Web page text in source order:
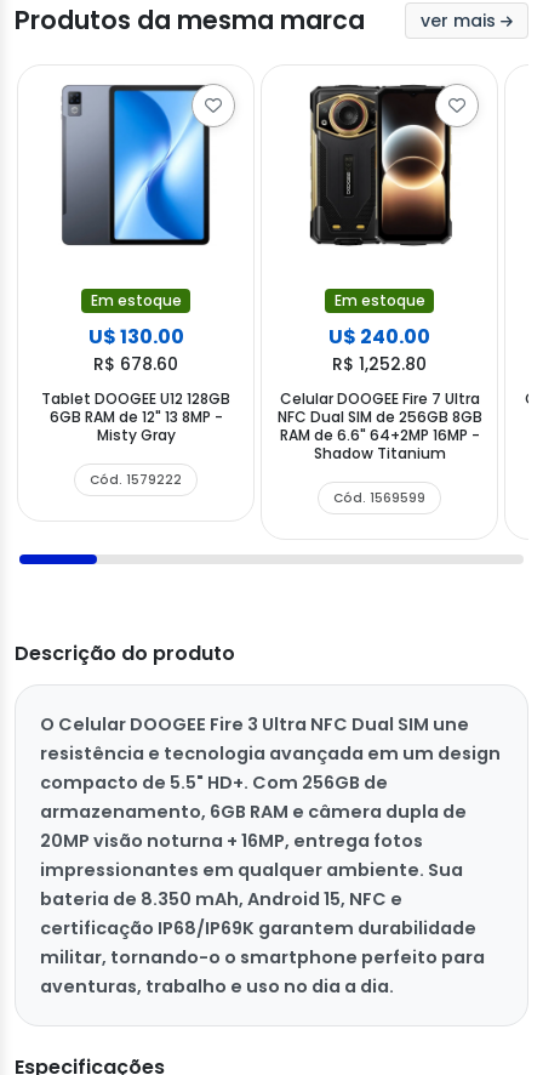
Produtos da mesma marca ver mais
Em estoque
U$ 130.00
R$ 678.60
Tablet DOOGEE U12 128GB
6GB RAM de 12" 13 8MP -
Misty Gray
Cód. 1579222
Em estoque
U$ 240.00
R$ 1,252.80
Celular DOOGEE Fire 7 Ultra
NFC Dual SIM de 256GB 8GB
RAM de 6.6" 64+2MP 16MP -
Shadow Titanium
Cód. 1569599
Descrição do produto
O Celular DOOGEE Fire 3 Ultra NFC Dual SIM une
resistência e tecnologia avançada em um design
compacto de 5.5" HD+. Com 256GB de
armazenamento, 6GB RAM e câmera dupla de
20MP visão noturna + 16MP, entrega fotos
impressionantes em qualquer ambiente. Sua
bateria de 8.350 mAh, Android 15, NFC e
certificação IP68/IP69K garantem durabilidade
militar, tornando-o o smartphone perfeito para
aventuras, trabalho e uso no dia a dia.
Especificações